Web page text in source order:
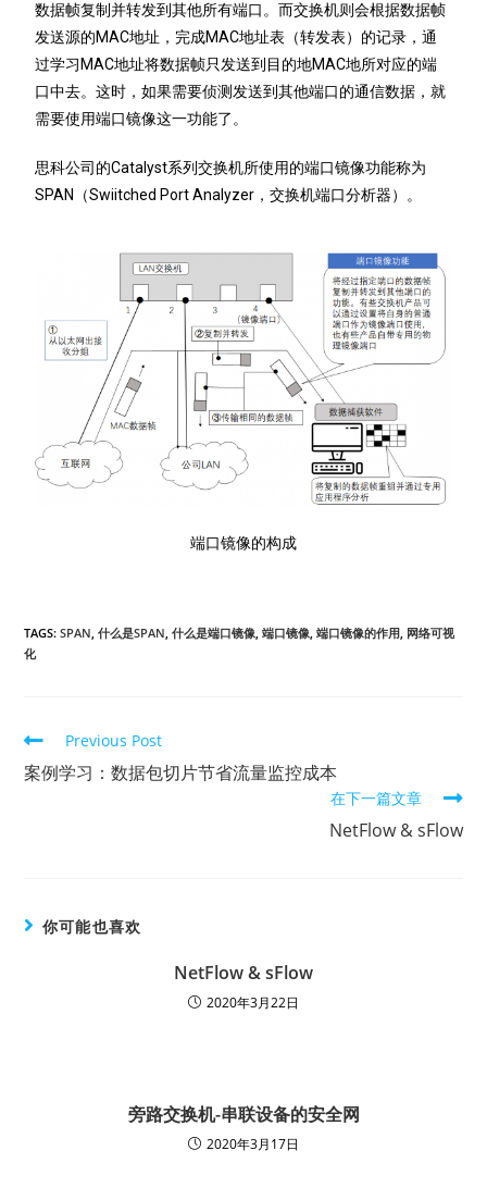
数据帧复制并转发到其他所有端口。而交换机则会根据数据帧
发送源的MAC地址，完成MAC地址表（转发表）的记录，通
过学习MAC地址将数据帧只发送到目的地MAC地所对应的端
口中去。这时，如果需要侦测发送到其他端口的通信数据，就
需要使用端口镜像这一功能了。
思科公司的Catalyst系列交换机所使用的端口镜像功能称为
SPAN（Swiitched Port Analyzer，交换机端口分析器）。
端口镜像的构成
TAGS:SPAN, 什么是SPAN, 什么是端口镜像, 端口镜像, 端口镜像的作用, 网络可视
化
Previous Post
案例学习：数据包切片节省流量监控成本
在下一篇文章
NetFlow & sFlow
你可能也喜欢
NetFlow & sFlow
2020年3月22日
旁路交换机-串联设备的安全网
2020年3月17日